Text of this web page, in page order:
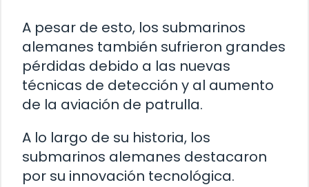
A pesar de esto, los submarinos
alemanes también sufrieron grandes
pérdidas debido a las nuevas
técnicas de detección y al aumento
de la aviación de patrulla.
A lo largo de su historia, los
submarinos alemanes destacaron
por su innovación tecnológica.